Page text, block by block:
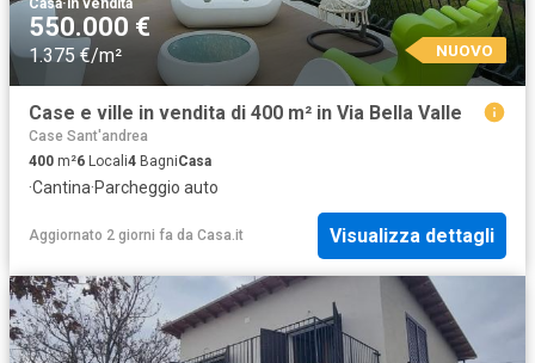
550.000 €
1.375 €/m² NUOVO
Case e ville in vendita di 400 m² in Via Bella Valle
Case Sant'andrea
400 m²6 Locali4 BagniCasa
·Cantina·Parcheggio auto
Aggiornato 2 giorni fa da Casa.it Visualizza dettagli